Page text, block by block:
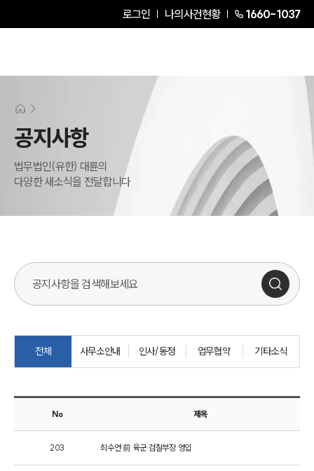
로그인 나의사건현황 1660-1037
그룹소개
그룹소개
글로벌 파트너 로펌
통합검색
AI대륜
공지사항
법무법인(유한) 대륜의
다양한 새소식을 전달합니다
검색어를 입력해주세요.
전체 사무소안내 인사/동정 업무협약 기타소식
No 제목
203 최수연 前 육군 검찰부장 영입